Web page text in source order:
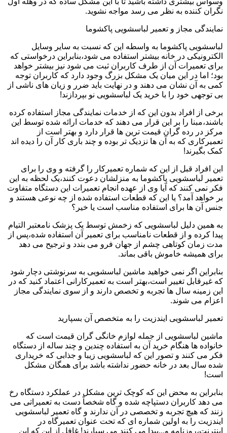
نگران کننده به نظر می رسد مواجه نشوید.
نمایندگی مجاز و تعمیر لباسشویی پاکشوما
لباسشویی پاکشوما به واسطه این که نسبت به سایر وسایل
الکترونیکی در خانه بیشتر استفاده می شود،بنابراین درخواستی که
برای تعمیرات آن از طرف کاربران ثبت می شود نیز بیشتر خواهد
بود؛ اما در این میان یک مشکل بزرگ وجود دارد که کاربران توجه
کمی به آن نشان می دهند و در نهایت باید ضرر و زیان های ناشی از
بی توجهی خود را با خرید یک لباسشویی نو بپردازند!
برخی از افراد بدون این که از خدمات نمایندگی مجاز استفاده کرده
باشند،مبنا را بر این قرار می دهند که خدمات ارائه شده توسط این
مرکز در رده گران قیمت ترین ها قرار دارد و بهتر است از
تعمیرکاری که به آن ها نزدیک تر بوده و چند باری کار آن را دیده اند
کمک بگیرند!
این افراد قبل از این که شماره تعمیرکار را گرفته و وی را برای
تعمیر لباسشویی پاکشوما به منزلشان دعوت کنند،یک لحظه به این
فکر نمی کنند که آیا وی از عهده انجام تعمیرات این دستگاه متفاوت
بر خواهد آمد؟ یا این که قطعات استفاده شده از چه نوعی هستند و
جنس آن ها برای استفاده مناسب است یا خیر؟
به همین دلیل لباسشویی که زخمش توسط یک پزشک نامعتبر التیام
پیدا کرده و از قطعات نامناسب برای تعمیر آن استفاده شده،پس از
مدت زمان کوتاهی چشم از جهان فرو می بندد و ترجیح می دهد
برای همیشه خاموش باقی بماند.
بنابراین اگر نمی خواهید ماشین لباسشویی به سرنوشتی دچار شود
که غیرقابل تغییر است،بهتر است به تعمیرکارانی اعتماد کنید که در
این زمینه سال ها تجربه و تخصص دارند و از سوی نمایندگی مجاز
اعزام می شوند.
تعمیر لباسشویی ایندزیت را به متخصص آن بسپارید
ماشین لباسشویی از جمله لوازم خانگی گران قیمت است که
خانواده ها هنگام خرید آن به استفاده چندین و چند ساله از دستگاه
فکر می کنند و تصور این که لباسشویی زیبا و جذابی که خریداری
شده سال بعد در خانه حضور نداشته باشد برای همگان مشکل
است!
بنابراین به محض این که کوچک ترین مشکل در عملکرد دستگاه رخ
می دهد کاربران دستپاچه شده و گاه شخصاً دست به تعمیراتی می
زنند که هیچ تجربه و تخصصی در آن ندارند و گاه تعمیر لباسشویی
ایندزیت را به اولین شماره ای که تحت عنوان تعمیرگاه در
اینترنت،روزنامه و...پیدا می کنند می سپارند! غافل از این که این